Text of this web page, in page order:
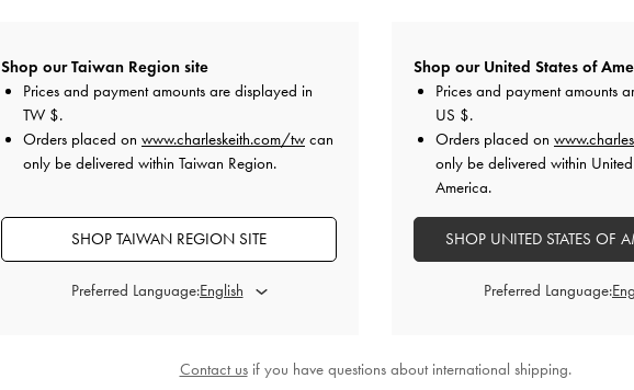
Shop our Taiwan Region site
Prices and payment amounts are displayed in
TW $.
Orders placed on www.charleskeith.com/tw can
only be delivered within Taiwan Region.
SHOP TAIWAN REGION SITE
Preferred Language:
Shop our United States of
Prices and payment amounts
US $.
Orders placed on
only be delivered within
America.
SHOP UNITED STATES OF
Preferred Language:
Contact usif you have questions about international shipping.